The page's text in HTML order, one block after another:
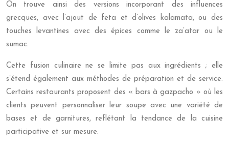
On trouve ainsi des versions incorporant des influences
grecques, avec l’ajout de feta et d’olives kalamata, ou des
touches levantines avec des épices comme le za’atar ou le
sumac.
Cette fusion culinaire ne se limite pas aux ingrédients ; elle
s’étend également aux méthodes de préparation et de service.
Certains restaurants proposent des « bars à gazpacho » où les
clients peuvent personnaliser leur soupe avec une variété de
bases et de garnitures, reflétant la tendance de la cuisine
participative et sur mesure.